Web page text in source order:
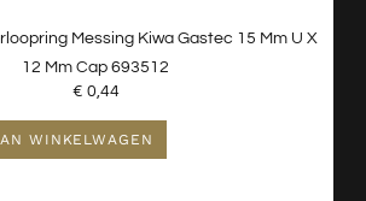
Messing Kiwa Gastec 15 Mm U X
12 Mm Cap 693512
€ 0,44
WINKELWAGEN